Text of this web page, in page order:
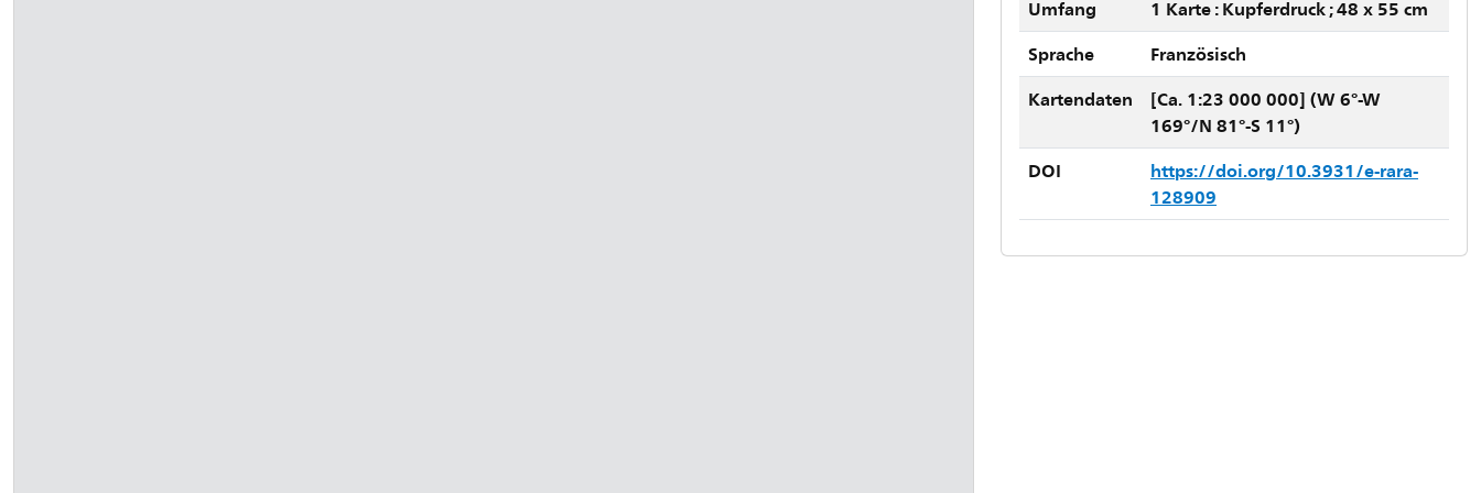
Umfang
1 Karte : Kupferdruck ; 48 x 55 cm
Sprache
Französisch
Kartendaten
[Ca. 1:23 000 000] (W 6°-W
169°/N 81°-S 11°)
DOI
https://doi.org/10.3931/e-rara-
128909